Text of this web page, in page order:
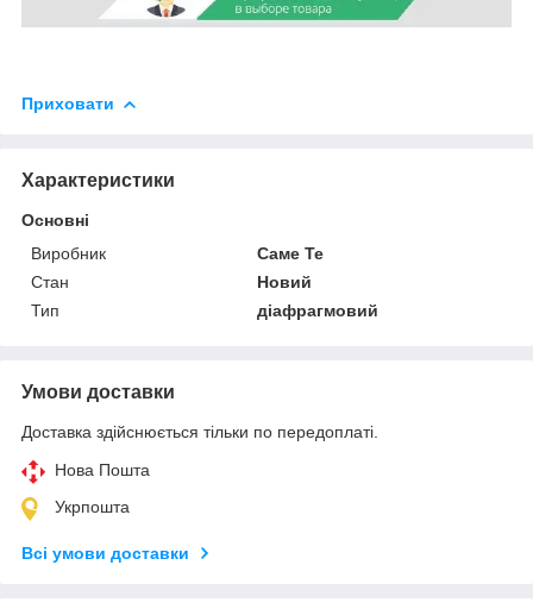
Приховати
Характеристики
Основні
Виробник
Саме Те
Стан
Новий
Тип
діафрагмовий
Умови доставки
Доставка здійснюється тільки по передоплаті.
Нова Пошта
Укрпошта
Всі умови доставки